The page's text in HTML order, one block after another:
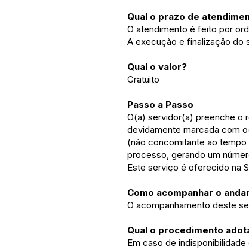
Qual o prazo de
O atendimento é feito por
A execução e finalização do
Qual o valor?
Gratuito
Passo a Passo
O(a) servidor(a) preenche o
devidamente marcada com
(não concomitante ao
processo, gerando um
Este serviço é oferecido na
Como acompanhar o
O acompanhamento deste
Qual o procedimento
Em caso de